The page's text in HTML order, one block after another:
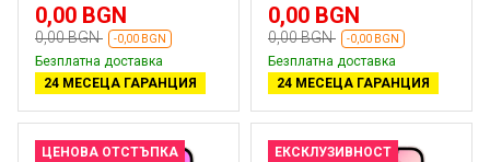
0,00 BGN
0,00 BGN -0,00 BGN
Безплатна доставка
24 МЕСЕЦА ГАРАНЦИЯ
0,00 BGN
0,00 BGN -0,00 BGN
Безплатна доставка
24 МЕСЕЦА ГАРАНЦИЯ
ЦЕНОВА ОТСТЪПКА ЕКСКЛУЗИВНОСТ